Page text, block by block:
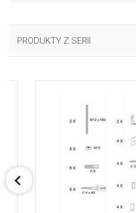
PRODUKTY Z SERII